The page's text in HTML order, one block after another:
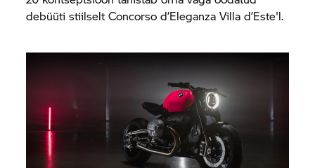
debüüti stiilselt Concorso d’Eleganza Villa d’Este'l.